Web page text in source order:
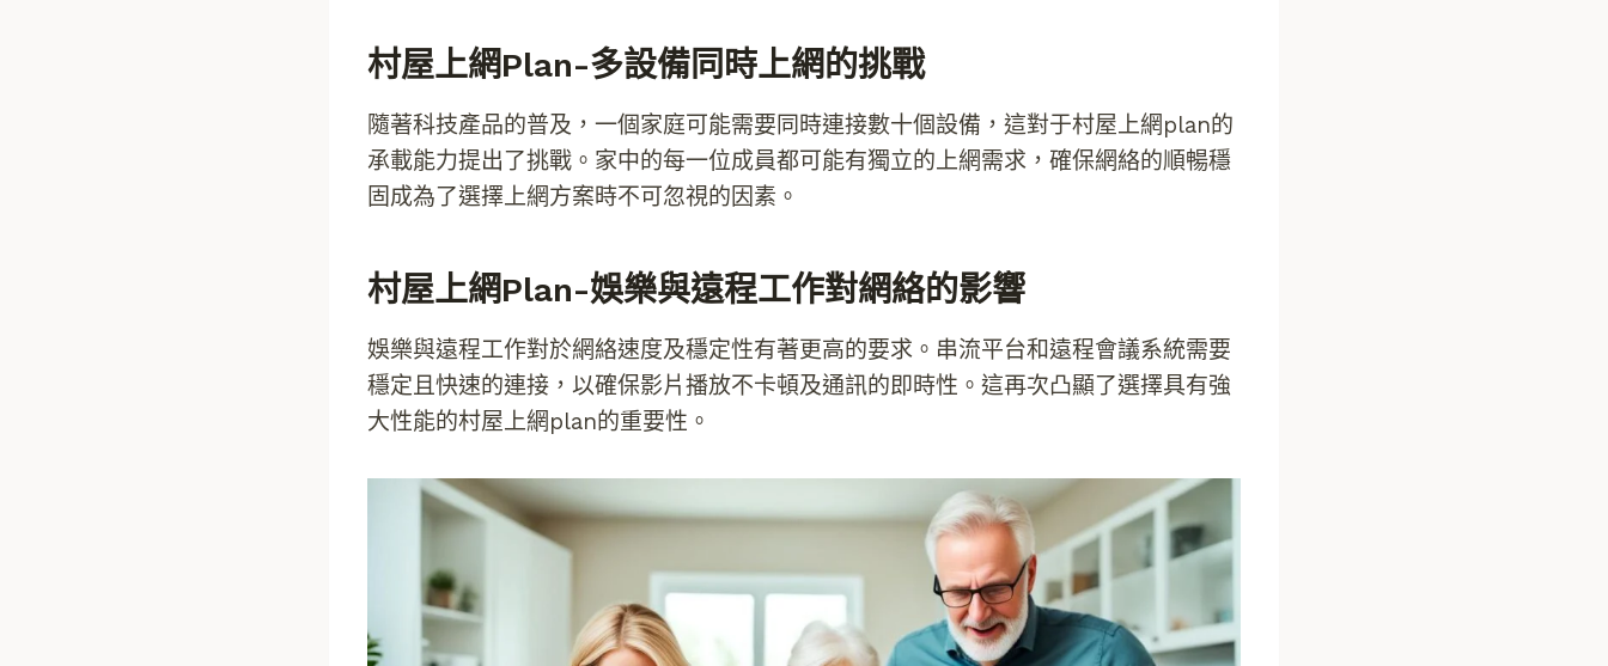
村屋上網plan-多設備同時上網的挑戰
隨著科技產品的普及，一個家庭可能需要同時連接數十個設備，這對于村屋上網plan的
承載能力提出了挑戰。家中的每一位成員都可能有獨立的上網需求，確保網絡的順暢穩
固成為了選擇上網方案時不可忽視的因素。
村屋上網plan-娛樂與遠程工作對網絡的影響
娛樂與遠程工作對於網絡速度及穩定性有著更高的要求。串流平台和遠程會議系統需要
穩定且快速的連接，以確保影片播放不卡頓及通訊的即時性。這再次凸顯了選擇具有強
大性能的村屋上網plan的重要性。